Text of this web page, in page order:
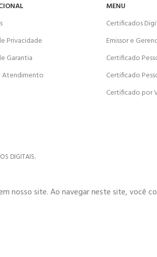
Privacidade
Garantia
Atendimento
MENU
Certificados
Emissor e
Certificado
Certificado
Certificado por
DIGITAIS.
nosso site. Ao navegar neste site, você